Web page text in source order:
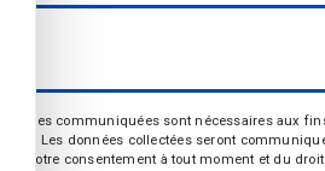
communiquées sont nécessaires aux
Les données collectées seront
de votre consentement à tout moment et du